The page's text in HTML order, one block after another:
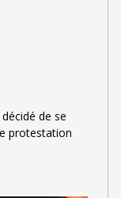
de se
protestation